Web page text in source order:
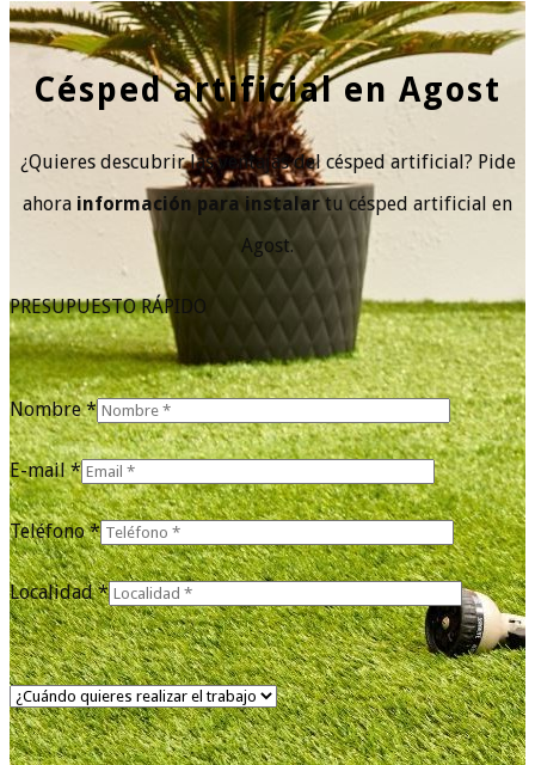
Césped artificial en Agost
¿Quieres descubrir las ventajas del césped artificial? Pide
ahora información para instalartu césped artificial en
Agost.
PRESUPUESTO RÁPIDO
Nombre *
E-mail *
Teléfono *
Localidad *